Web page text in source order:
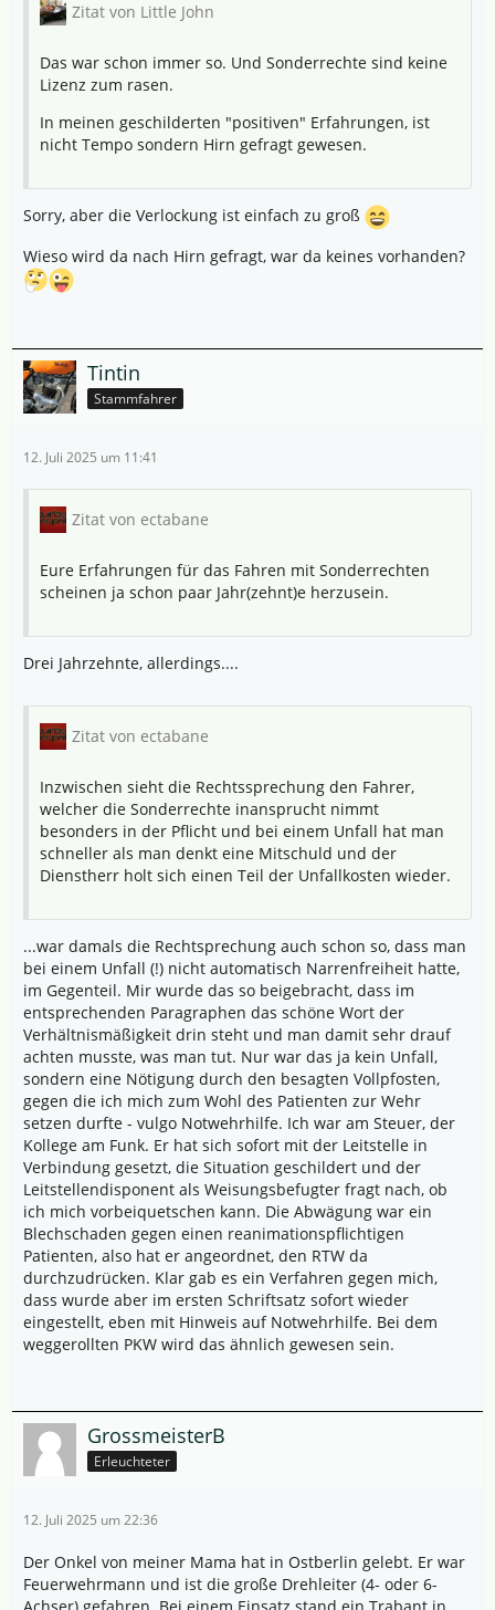
Zitat von Little John
Das war schon immer so. Und Sonderrechte sind keine
Lizenz zum rasen.
In meinen geschilderten "positiven" Erfahrungen, ist
nicht Tempo sondern Hirn gefragt gewesen.
Sorry, aber die Verlockung ist einfach zu groß
Wieso wird da nach Hirn gefragt, war da keines vorhanden?
Tintin
Stammfahrer
12. Juli 2025 um 11:41
Zitat von ectabane
Eure Erfahrungen für das Fahren mit Sonderrechten
scheinen ja schon paar Jahr(zehnt)e herzusein.
Drei Jahrzehnte, allerdings....
Zitat von ectabane
Inzwischen sieht die Rechtssprechung den Fahrer,
welcher die Sonderrechte inansprucht nimmt
besonders in der Pflicht und bei einem Unfall hat man
schneller als man denkt eine Mitschuld und der
Dienstherr holt sich einen Teil der Unfallkosten wieder.
...war damals die Rechtsprechung auch schon so, dass man
bei einem Unfall (!) nicht automatisch Narrenfreiheit hatte,
im Gegenteil. Mir wurde das so beigebracht, dass im
entsprechenden Paragraphen das schöne Wort der
Verhältnismäßigkeit drin steht und man damit sehr drauf
achten musste, was man tut. Nur war das ja kein Unfall,
sondern eine Nötigung durch den besagten Vollpfosten,
gegen die ich mich zum Wohl des Patienten zur Wehr
setzen durfte - vulgo Notwehrhilfe. Ich war am Steuer, der
Kollege am Funk. Er hat sich sofort mit der Leitstelle in
Verbindung gesetzt, die Situation geschildert und der
Leitstellendisponent als Weisungsbefugter fragt nach, ob
ich mich vorbeiquetschen kann. Die Abwägung war ein
Blechschaden gegen einen reanimationspflichtigen
Patienten, also hat er angeordnet, den RTW da
durchzudrücken. Klar gab es ein Verfahren gegen mich,
dass wurde aber im ersten Schriftsatz sofort wieder
eingestellt, eben mit Hinweis auf Notwehrhilfe. Bei dem
weggerollten PKW wird das ähnlich gewesen sein.
GrossmeisterB
Erleuchteter
12. Juli 2025 um 22:36
Der Onkel von meiner Mama hat in Ostberlin gelebt. Er war
Feuerwehrmann und ist die große Drehleiter (4- oder 6-